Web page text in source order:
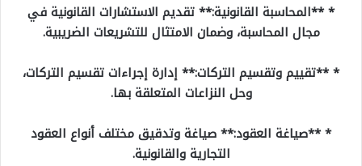
* **المحاسبة القانونية:** تقديم الاستشارات القانونية في
مجال المحاسبة، وضمان الامتثال للتشريعات الضريبية.
* **تقييم وتقسيم التركات:** إدارة إجراءات تقسيم التركات،
وحل النزاعات المتعلقة بها.
* **صياغة العقود:** صياغة وتدقيق مختلف أنواع العقود
التجارية والقانونية.